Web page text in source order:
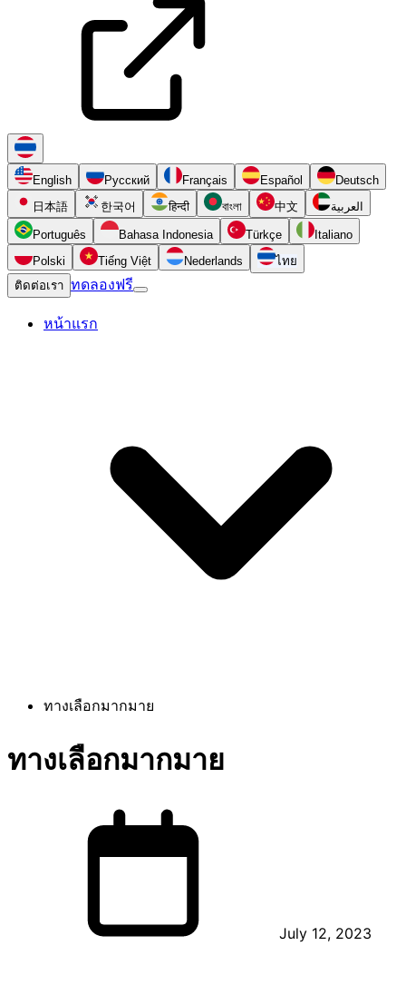
English Русский Français Español
Deutsch
日本語
한국어 हिन्दी বাংলা 中文 العربية
Português Bahasa Indonesia Türkçe
Italiano
Polski
Tiếng Việt Nederlands
ไทย
ติดต่อเรา ทดลองฟรี
หน้าแรก
ทางเลือกมากมาย
ทางเลือกมากมาย
July 12, 2023